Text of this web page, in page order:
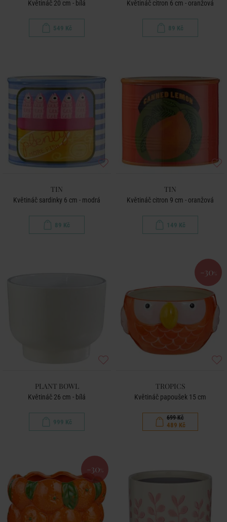
Květináč 20 cm - bílá
549 Kč
Květináč citron 6 cm - oranžová
89 Kč
TIN
Květináč sardinky 6 cm - modrá
89 Kč
TIN
Květináč citron 9 cm - oranžová
149 Kč
PLANT BOWL
Květináč 26 cm - bílá
999 Kč
-30 %
TROPICS
Květináč papoušek 15 cm
699 Kč
489 Kč
-30 %